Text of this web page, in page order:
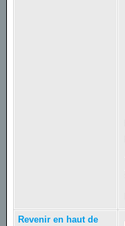
Revenir en haut de